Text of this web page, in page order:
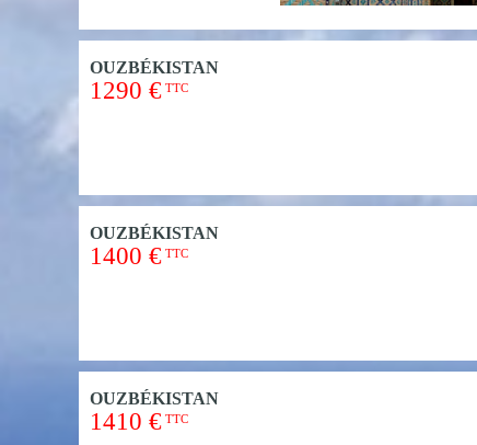
OUZBÉKISTAN
1290 € TTC
OUZBÉKISTAN
1400 € TTC
OUZBÉKISTAN
1410 € TTC